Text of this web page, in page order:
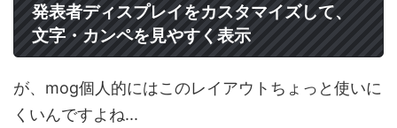
発表者ディスプレイをカスタマイズして、
文字・カンペを見やすく表示
が、mog個人的にはこのレイアウトちょっと使いに
くいんですよね...